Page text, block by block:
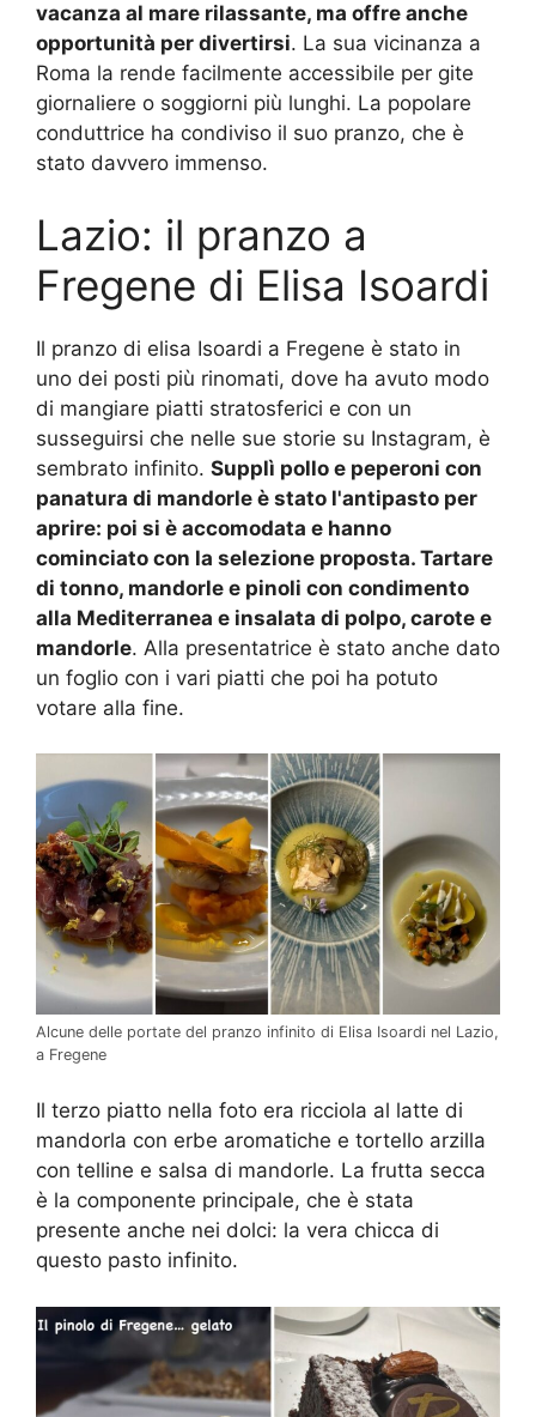
vacanza al mare rilassante, ma offre anche
opportunità per divertirsi. La sua vicinanza a
Roma la rende facilmente accessibile per gite
giornaliere o soggiorni più lunghi. La popolare
conduttrice ha condiviso il suo pranzo, che è
stato davvero immenso.
Lazio: il pranzo a
Fregene di Elisa Isoardi
Il pranzo di elisa Isoardi a Fregene è stato in
uno dei posti più rinomati, dove ha avuto modo
di mangiare piatti stratosferici e con un
susseguirsi che nelle sue storie su Instagram, è
sembrato infinito. Supplì pollo e peperoni con
panatura di mandorle è stato l'antipasto per
aprire: poi si è accomodata e hanno
cominciato con la selezione proposta. Tartare
di tonno, mandorle e pinoli con condimento
alla Mediterranea e insalata di polpo, carote e
mandorle. Alla presentatrice è stato anche dato
un foglio con i vari piatti che poi ha potuto
votare alla fine.
Alcune delle portate del pranzo infinito di Elisa Isoardi nel Lazio,
a Fregene
Il terzo piatto nella foto era ricciola al latte di
mandorla con erbe aromatiche e tortello arzilla
con telline e salsa di mandorle. La frutta secca
è la componente principale, che è stata
presente anche nei dolci: la vera chicca di
questo pasto infinito.